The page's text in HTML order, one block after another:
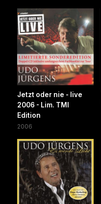
Jetzt oder nie - live
2006 - Lim. TMI
Edition
2006